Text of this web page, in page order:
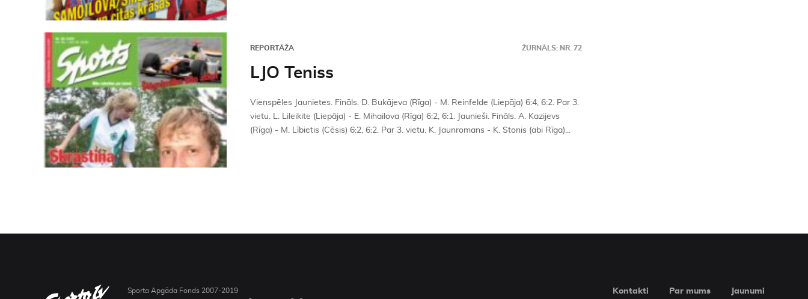
REPORTĀŽA ŽURNĀLS: NR. 72
LJO Teniss
Vienspēles Jaunietes. Fināls. D. Bukājeva (Rīga) - M. Reinfelde (Liepāja) 6:4, 6:2. Par 3.
vietu. L. Lileikite (Liepāja) - E. Mihailova (Rīga) 6:2, 6:1. Jaunieši. Fināls. A. Kazijevs
(Rīga) - M. Lībietis (Cēsis) 6:2, 6:2. Par 3. vietu. K. Jaunromans - K. Stonis (abi Rīga)...
Sporta Apgāda Fonds 2007-2019 Kontakti Par mums Jaunumi